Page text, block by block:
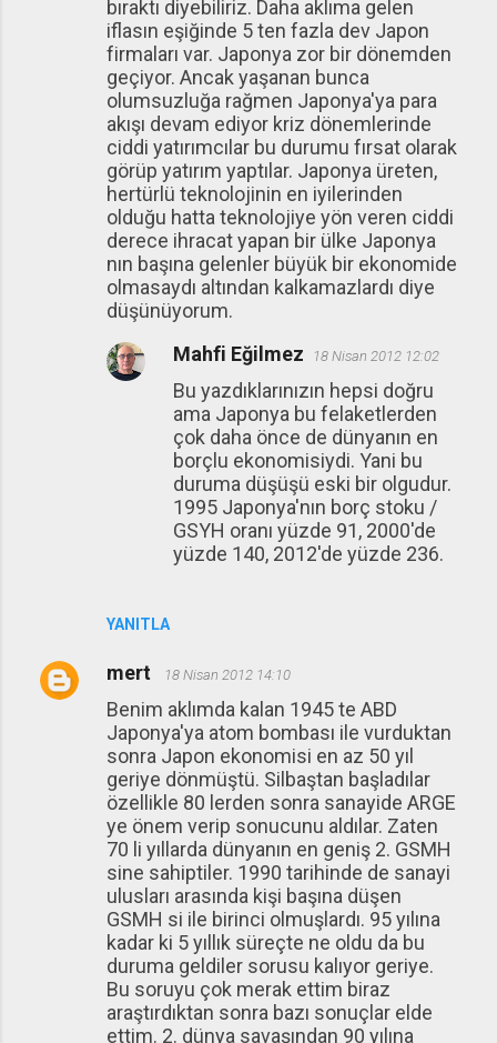
bıraktı diyebiliriz. Daha aklıma gelen
iflasın eşiğinde 5 ten fazla dev Japon
firmaları var. Japonya zor bir dönemden
geçiyor. Ancak yaşanan bunca
olumsuzluğa rağmen Japonya'ya para
akışı devam ediyor kriz dönemlerinde
ciddi yatırımcılar bu durumu fırsat olarak
görüp yatırım yaptılar. Japonya üreten,
hertürlü teknolojinin en iyilerinden
olduğu hatta teknolojiye yön veren ciddi
derece ihracat yapan bir ülke Japonya
nın başına gelenler büyük bir ekonomide
olmasaydı altından kalkamazlardı diye
düşünüyorum.
YANITLA
Mahfi Eğilmez 18 Nisan 2012 12:02
Bu yazdıklarınızın hepsi doğru
ama Japonya bu felaketlerden
çok daha önce de dünyanın en
borçlu ekonomisiydi. Yani bu
duruma düşüşü eski bir olgudur.
1995 Japonya'nın borç stoku /
GSYH oranı yüzde 91, 2000'de
yüzde 140, 2012'de yüzde 236.
mert 18 Nisan 2012 14:10
Benim aklımda kalan 1945 te ABD
Japonya'ya atom bombası ile vurduktan
sonra Japon ekonomisi en az 50 yıl
geriye dönmüştü. Silbaştan başladılar
özellikle 80 lerden sonra sanayide ARGE
ye önem verip sonucunu aldılar. Zaten
70 li yıllarda dünyanın en geniş 2. GSMH
sine sahiptiler. 1990 tarihinde de sanayi
ulusları arasında kişi başına düşen
GSMH si ile birinci olmuşlardı. 95 yılına
kadar ki 5 yıllık süreçte ne oldu da bu
duruma geldiler sorusu kalıyor geriye.
Bu soruyu çok merak ettim biraz
araştırdıktan sonra bazı sonuçlar elde
ettim. 2. dünya savaşından 90 yılına